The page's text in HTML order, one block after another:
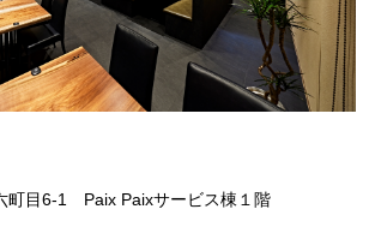
町目6-1 Paix Paixサービス棟１階